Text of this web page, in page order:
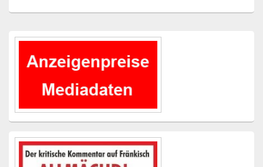
Primärer
Widgetbereich